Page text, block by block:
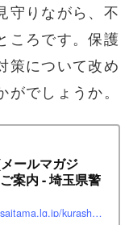
守りながら、不
ころです。保護
策について改め
でしょうか。
ールマガジ
案内 - 埼玉県警
https://www.police.pref.saitama.lg.jp/kurashi/annai/index.html